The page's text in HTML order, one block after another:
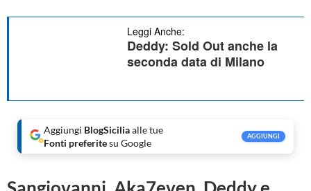
Leggi Anche:
Deddy: Sold Out anche la
seconda data di Milano
Aggiungi BlogSiciliaalle tue
Fonti preferitesu Google
AGGIUNGI